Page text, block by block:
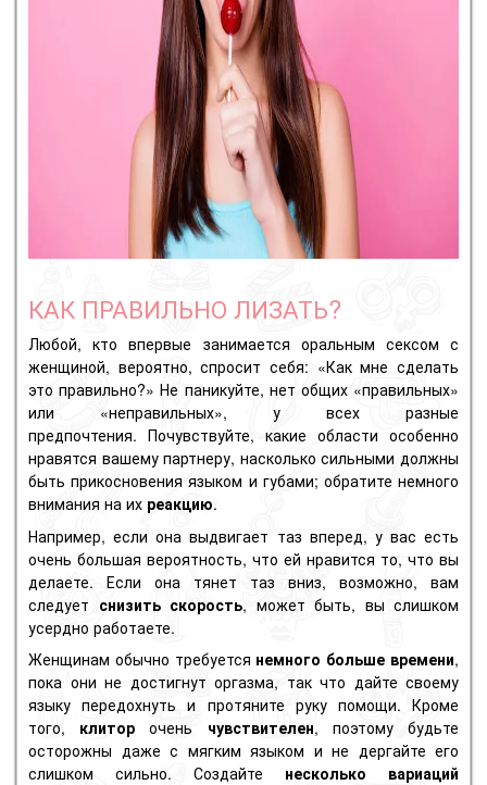
КАК ПРАВИЛЬНО ЛИЗАТЬ?
Любой, кто впервые занимается оральным сексом с
женщиной, вероятно, спросит себя: «Как мне сделать
это правильно?» Не паникуйте, нет общих «правильных»
или «неправильных», у всех разные
предпочтения. Почувствуйте, какие области особенно
нравятся вашему партнеру, насколько сильными должны
быть прикосновения языком и губами; обратите немного
внимания на их реакцию.
Например, если она выдвигает таз вперед, у вас есть
очень большая вероятность, что ей нравится то, что вы
делаете.
Если она тянет таз вниз, возможно, вам
следует снизить скорость, может быть, вы слишком
усердно работаете.
Женщинам обычно требуется немного больше времени,
пока они не достигнут оргазма, так что дайте своему
языку передохнуть и протяните руку помощи. Кроме
того,
клитор очень чувствителен, поэтому будьте
осторожны даже с мягким языком и не дергайте его
слишком сильно.
Создайте несколько вариаций